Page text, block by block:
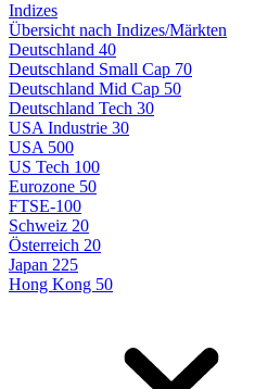
Indizes
Übersicht nach Indizes/Märkten
Deutschland 40
Deutschland Small Cap 70
Deutschland Mid Cap 50
Deutschland Tech 30
USA Industrie 30
USA 500
US Tech 100
Eurozone 50
FTSE-100
Schweiz 20
Österreich 20
Japan 225
Hong Kong 50